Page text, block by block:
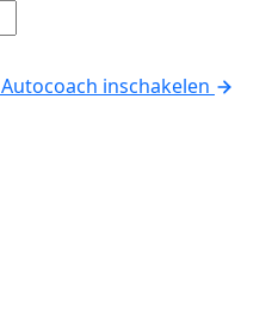
Autocoach inschakelen